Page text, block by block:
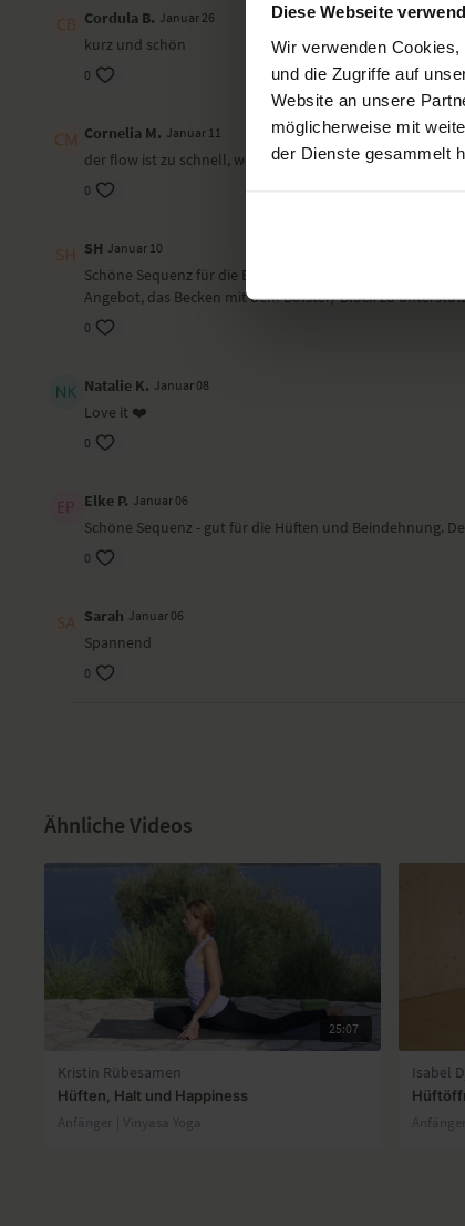
Diese Webseite
Wir verwenden
und die Zugriffe auf
Website an unsere
möglicherweise mit
der Dienste gesammelt
Cordula B. Januar 26
kurz und schön
0
Cornelia M. Januar 11
der flow ist zu schnell, wenn die Beweglichkeit noch nicht
0
SH Januar 10
Schöne Sequenz für die Beininnenseiten. Den Flow fand
Angebot, das Becken mit dem Bolster/ Block zu
0
Natalie K. Januar 08
Love it ❤️
0
Elke P. Januar 06
Schöne Sequenz - gut für die Hüften und Beindehnung.
0
Sarah Januar 06
Spannend
0
Ähnliche Videos
25:07
Kristin Rübesamen
Hüften, Halt und Happiness
Anfänger | Vinyasa Yoga
Isabel